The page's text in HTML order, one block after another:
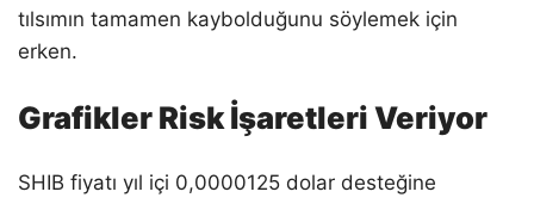
tılsımın tamamen kaybolduğunu söylemek için
erken.
Grafikler Risk İşaretleri Veriyor
SHIB fiyatı yıl içi 0,0000125 dolar desteğine